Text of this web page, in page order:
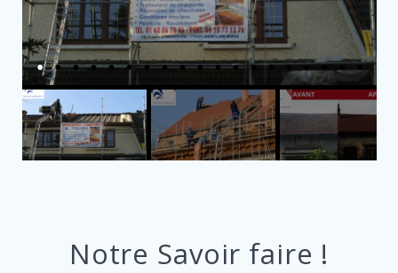
Notre Savoir faire !